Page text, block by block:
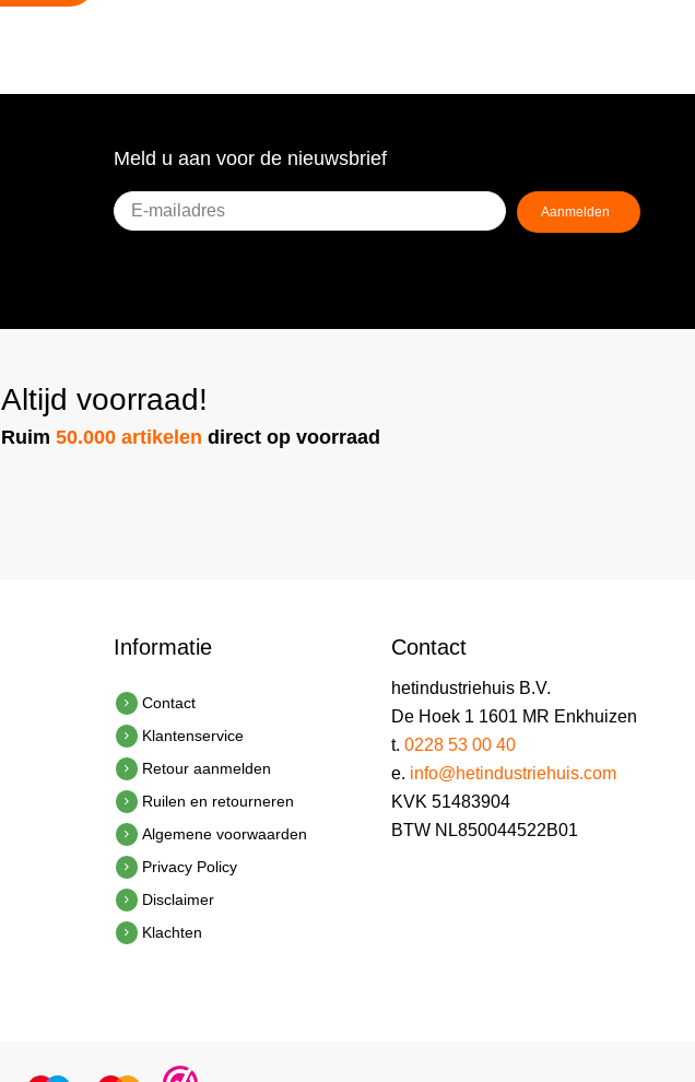
Meld u aan voor de nieuwsbrief
E-
mailadres
Altijd voorraad!
Ruim50.000 artikelen direct op voorraad
Informatie
Contact
Klantenservice
Retour aanmelden
Ruilen en retourneren
Algemene voorwaarden
Privacy Policy
Disclaimer
Klachten
Contact
hetindustriehuis B.V.
De Hoek 1 1601 MR Enkhuizen
t. 0228 53 00 40
e. info@hetindustriehuis.com
KVK 51483904
BTW NL850044522B01